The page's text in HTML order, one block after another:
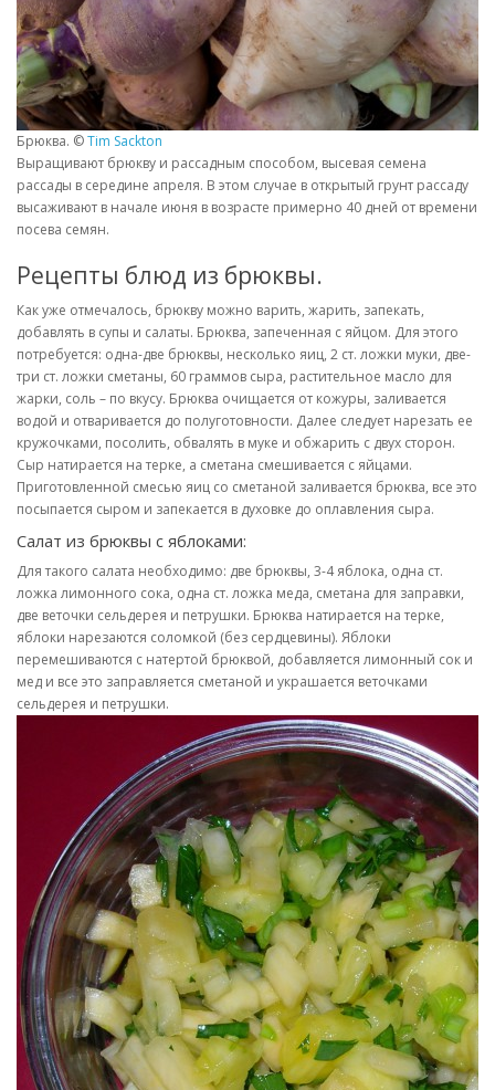
Брюква. ©Tim Sackton
Выращивают брюкву и рассадным способом, высевая семена
рассады в середине апреля. В этом случае в открытый грунт рассаду
высаживают в начале июня в возрасте примерно 40 дней от времени
посева семян.
Рецепты блюд из брюквы.
Как уже отмечалось, брюкву можно варить, жарить, запекать,
добавлять в супы и салаты. Брюква, запеченная с яйцом. Для этого
потребуется: одна-две брюквы, несколько яиц, 2 ст. ложки муки, две-
три ст. ложки сметаны, 60 граммов сыра, растительное масло для
жарки, соль – по вкусу. Брюква очищается от кожуры, заливается
водой и отваривается до полуготовности. Далее следует нарезать ее
кружочками, посолить, обвалять в муке и обжарить с двух сторон.
Сыр натирается на терке, а сметана смешивается с яйцами.
Приготовленной смесью яиц со сметаной заливается брюква, все это
посыпается сыром и запекается в духовке до оплавления сыра.
Салат из брюквы с яблоками:
Для такого салата необходимо: две брюквы, 3-4 яблока, одна ст.
ложка лимонного сока, одна ст. ложка меда, сметана для заправки,
две веточки сельдерея и петрушки. Брюква натирается на терке,
яблоки нарезаются соломкой (без сердцевины). Яблоки
перемешиваются с натертой брюквой, добавляется лимонный сок и
мед и все это заправляется сметаной и украшается веточками
сельдерея и петрушки.